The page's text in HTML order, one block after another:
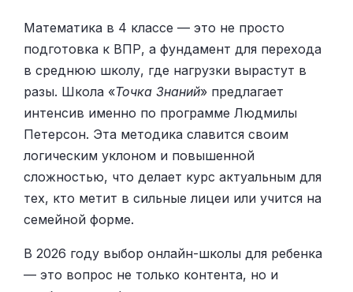
Математика в 4 классе — это не просто
подготовка к ВПР, а фундамент для перехода
в среднюю школу, где нагрузки вырастут в
разы. Школа «Точка Знаний» предлагает
интенсив именно по программе Людмилы
Петерсон. Эта методика славится своим
логическим уклоном и повышенной
сложностью, что делает курс актуальным для
тех, кто метит в сильные лицеи или учится на
семейной форме.
В 2026 году выбор онлайн-школы для ребенка
— это вопрос не только контента, но и